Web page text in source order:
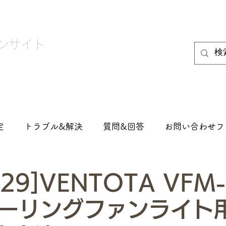
サイト
トラブル&解決 質問&回答 お問い合わせ
リングファンライト